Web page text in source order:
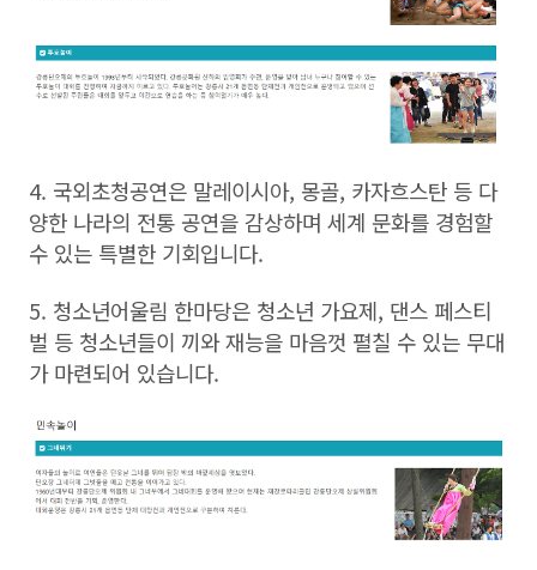
4. 국외초청공연은 말레이시아, 몽골, 카자흐스탄 등 다
양한 나라의 전통 공연을 감상하며 세계 문화를 경험할
수 있는 특별한 기회입니다.
5. 청소년어울림 한마당은 청소년 가요제, 댄스 페스티
벌 등 청소년들이 끼와 재능을 마음껏 펼칠 수 있는 무대
가 마련되어 있습니다.